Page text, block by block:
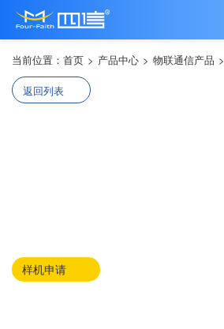
当前位置： 首页 > 产品中心 > 物联通信产品 >
返回列表
样机申请